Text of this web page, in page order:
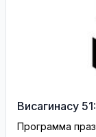
Висагинасу
Программа